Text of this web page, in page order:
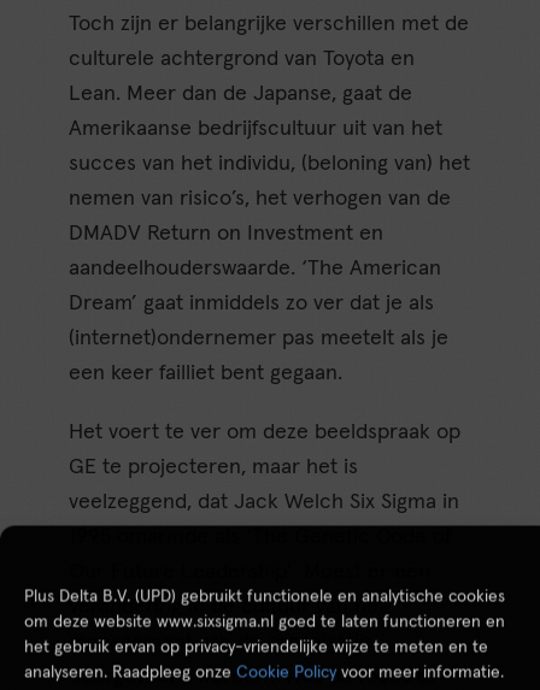
Plus Delta B.V. (UPD) gebruikt functionele en analytische cookies
om deze website www.sixsigma.nl goed te laten functioneren en
het gebruik ervan op privacy-vriendelijke wijze te meten en te
analyseren. Raadpleeg onze Cookie Policy voor meer informatie.
Toch zijn er belangrijke verschillen met de
culturele achtergrond van Toyota en
Lean. Meer dan de Japanse, gaat de
Amerikaanse bedrijfscultuur uit van het
succes van het individu, (beloning van) het
nemen van risico’s, het verhogen van de
DMADV Return on Investment en
aandeelhouderswaarde. ‘The American
Dream’ gaat inmiddels zo ver dat je als
(internet)ondernemer pas meetelt als je
een keer failliet bent gegaan.
Het voert te ver om deze beeldspraak op
GE te projecteren, maar het is
veelzeggend, dat Jack Welch Six Sigma in
verandering in de cultuur van het
management van de organisatie
doorgevoerd worden? Was de focus te